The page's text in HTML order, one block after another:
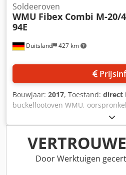
Duitsland 427 km
Soldeeroven
WMU Fibex Combi M-20/
94E
Bouwjaar: 2017, Toestand: direct
buckellootoven WMU,
volledig gereviseerd en
Verwarmingslengte: 3750 mm,
1150°C, verwarmingszones: 4,
CRFeAl-kwaliteit,
breedte: 400 mm, bruikbare
Door Werktuigen